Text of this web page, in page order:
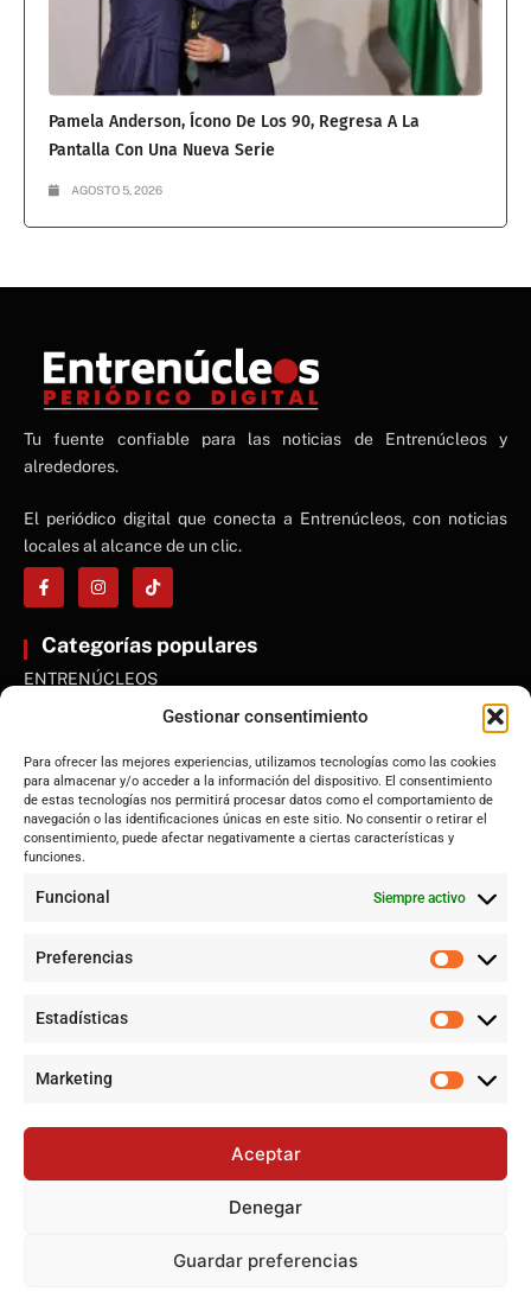
Gestionar consentimiento
Para ofrecer las mejores experiencias, utilizamos tecnologías como las cookies
para almacenar y/o acceder a la información del dispositivo. El consentimiento
de estas tecnologías nos permitirá procesar datos como el comportamiento de
navegación o las identificaciones únicas en este sitio. No consentir o retirar el
consentimiento, puede afectar negativamente a ciertas características y
funciones.
Funcional Siempre activo
Preferencias
Estadísticas
Marketing
Aceptar
Denegar
Guardar preferencias
Pamela Anderson, Ícono De Los 90, Regresa A La
Pantalla Con Una Nueva Serie
AGOSTO 5, 2026
NE
NEWS ELEMENTOR
Tu fuente confiable para las noticias de Entrenúcleos y
alrededores.
El periódico digital que conecta a Entrenúcleos, con noticias
locales al alcance de un clic.
Categorías populares
ENTRENÚCLEOS
Andalucía
Internacional
Tecnología
Sociedad
Jujutsu Kaisen: Cuando El Shōnen Decidió Crecer Sin Renunciar
Jujutsu Kaisen: El Shōnen que decidió evolucionar sin perder su
en Polígono Sur tras 20 años de lucha